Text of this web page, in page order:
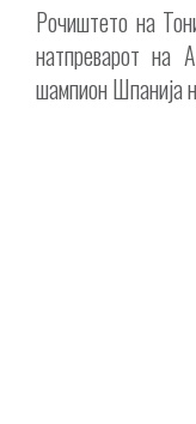
Рочиштето на
натпреварот на
шампион Шпанија